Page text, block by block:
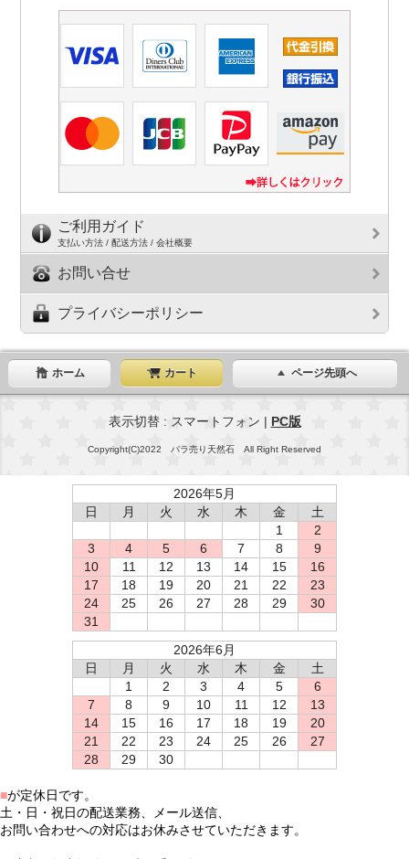
ご利用ガイド
支払い方法 / 配送方法 / 会社概要
お問い合せ
プライバシーポリシー
ホーム カート ページ先頭へ
表示切替 : スマートフォン | PC版
Copyright(C)2022 バラ売り天然石 All Right Reserved
2026年5月
日
月 火 水 木 金
土
1
2
3
4 5 6 7 8
9
10
11 12 13 14 15
16
17
18 19 20 21 22
23
24
25 26 27 28 29
30
31
2026年6月
日
月 火 水 木 金
土
1
2 3 4 5
6
7
8 9 10 11 12
13
14
15 16 17 18 19
20
21
22 23 24 25 26
27
28
29 30
■が定休日です。
土・日・祝日の配送業務、メール送信、
お問い合わせへの対応はお休みさせていただきます。